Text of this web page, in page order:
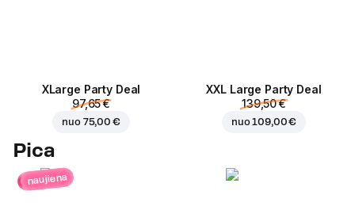
ХLarge Party Deal
97,65 €
nuo 75,00 €
XXL Large Party Deal
139,50 €
nuo109,00 €
Pica
naujiena